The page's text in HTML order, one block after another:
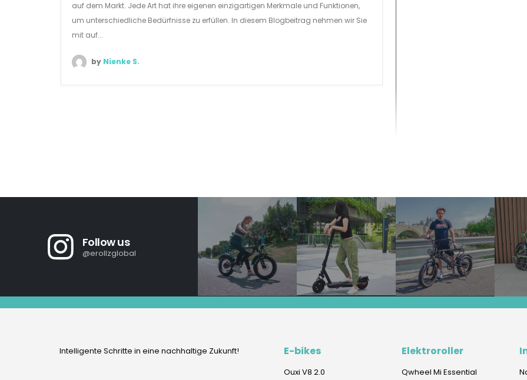
auf dem Markt. Jede Art hat ihre eigenen einzigartigen Merkmale und Funktionen,
um unterschiedliche Bedürfnisse zu erfüllen. In diesem Blogbeitrag nehmen wir Sie
mit auf...
by Nienke S.
Follow us
@erollzglobal
Intelligente Schritte in eine nachhaltige Zukunft! E-bikes
Ouxi V8 2.0
Elektroroller
Qwheel Mi Essential